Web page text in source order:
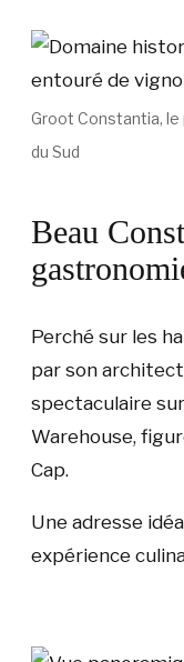
Groot Constantia, le
du Sud
Beau
Perché sur les
par son
spectaculaire
Warehouse,
Cap.
Une adresse
expérience